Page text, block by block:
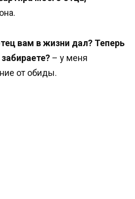
вам в жизни дал? Теперь
– у меня
от обиды.